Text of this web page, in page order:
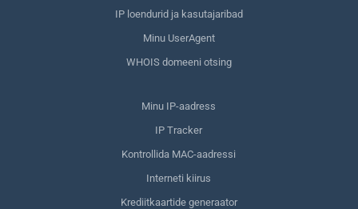
IP loendurid ja kasutajaribad
Minu UserAgent
WHOIS domeeni otsing
Minu IP-aadress
IP Tracker
Kontrollida MAC-aadressi
Interneti kiirus
Krediitkaartide generaator